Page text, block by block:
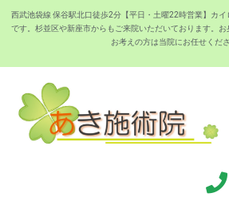
西武池袋線 保谷駅北口徒歩2分【平日・土曜22時営業】カイ
です。杉並区や新座市からもご来院いただいております。
お考えの方は当院にお任せくださ